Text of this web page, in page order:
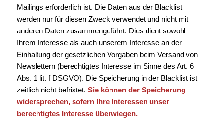
Mailings erforderlich ist. Die Daten aus der Blacklist
werden nur für diesen Zweck verwendet und nicht mit
anderen Daten zusammengeführt. Dies dient sowohl
Ihrem Interesse als auch unserem Interesse an der
Einhaltung der gesetzlichen Vorgaben beim Versand von
Newslettern (berechtigtes Interesse im Sinne des Art. 6
Abs. 1 lit. f DSGVO). Die Speicherung in der Blacklist ist
zeitlich nicht befristet. Sie können der Speicherung
widersprechen, sofern Ihre Interessen unser
berechtigtes Interesse überwiegen.